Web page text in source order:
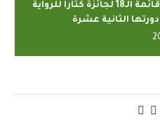
الإعلان عن قائمة الـ18 لجائزة كتارا للرواية
الثانية عشرة